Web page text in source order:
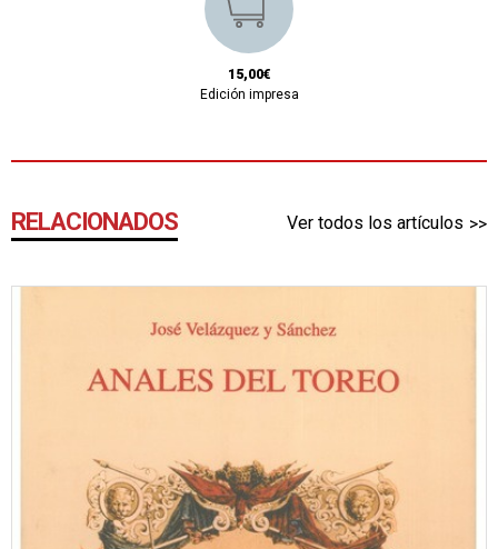
15,00€
Edición impresa
RELACIONADOS Ver todos los artículos